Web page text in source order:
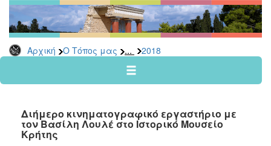
Αρχική Ο Τόπος μας ... 2018
Ανακοινώσεις
Αρχείο
2026
2024
2022
2021
Διήμερο κινηματογραφικό εργαστήριο με
τον Βασίλη Λουλέ στο Ιστορικό Μουσείο
Κρήτης